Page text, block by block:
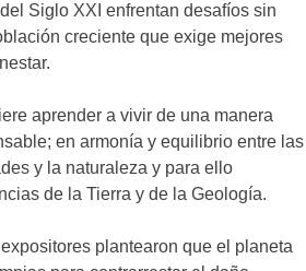
Siglo XXI enfrentan desafíos sin
creciente que exige mejores
aprender a vivir de una manera
en armonía y equilibrio entre las
y la naturaleza y para ello
de la Tierra y de la Geología.
plantearon que el planeta